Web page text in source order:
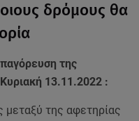
δρόμους θα
της
13.11.2022 :
της αφετηρίας